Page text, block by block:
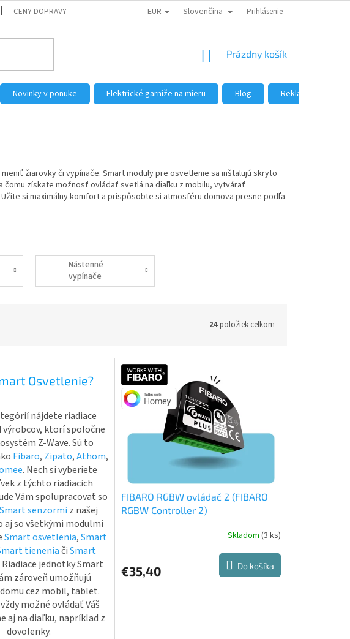
CENY DOPRAVY DÔVODY NÁKUPU U NÁS AKO NAKUPOVAŤ VEĽKOOBCHOD
EUR Slovenčina Prihlásenie
NÁKUPNÝ
Prázdny košík
Novinky v ponuke Elektrické garniže na mieru Blog
Reklamácie a
žiarovky či vypínače. Smart moduly pre osvetlenie sa inštalujú skryto
získate možnosť ovládať svetlá na diaľku z mobilu, vytvárať
si maximálny komfort a prispôsobte si atmosféru domova presne podľa
Nástenné
vypínače
24položiek celkom
Osvetlenie?
nájdete riadiace
výrobcov, ktorí spoločne
Z-Wave. Sú to
Fibaro, Zipato,Athom,
. Nech si vyberiete
z týchto riadiacich
Vám spolupracovať so
Smart senzormi z našej
aj so všetkými modulmi
Smart osvetlenia,Smart
tieneniačiSmart
Riadiace jednotky Smart
zároveň umožňujú
cez mobil, tablet.
možné ovládať Váš
aj na diaľku, napríklad z
dovolenky.
FIBARO RGBW ovládač 2 (FIBARO
RGBW Controller 2)
je
Skladom (3 ks)
€35,40 Do košíka